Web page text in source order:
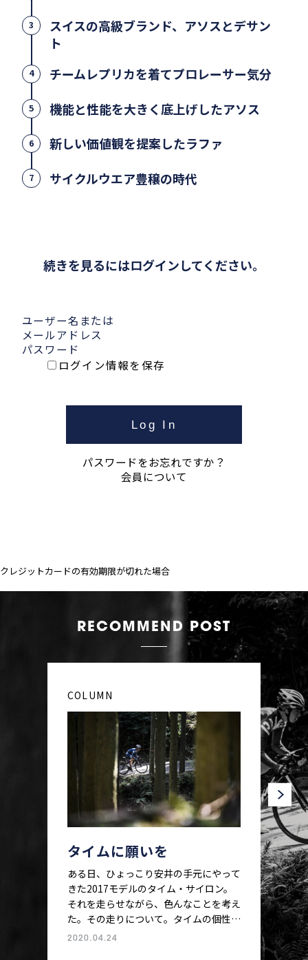
3
スイスの高級ブランド、アソスとデサン
ト
4 チームレプリカを着てプロレーサー気分
5 機能と性能を大きく底上げしたアソス
6 新しい価値観を提案したラファ
7 サイクルウエア豊穣の時代
続きを見るにはログインしてください。
ユーザー名または
メールアドレス
パスワード
ログイン情報を保存
パスワードをお忘れですか？
会員について
クレジットカードの有効期限が切れた場合
RECOMMEND POST
COLUMN
タイムに願いを
ある日、ひょっこり安井の手元にやって
きた2017モデルのタイム・サイロン。
それを走らせながら、色んなことを考え
た。その走りについて。タイムの個性と
製品哲学について。そして、タイムのこ
2020.04.24